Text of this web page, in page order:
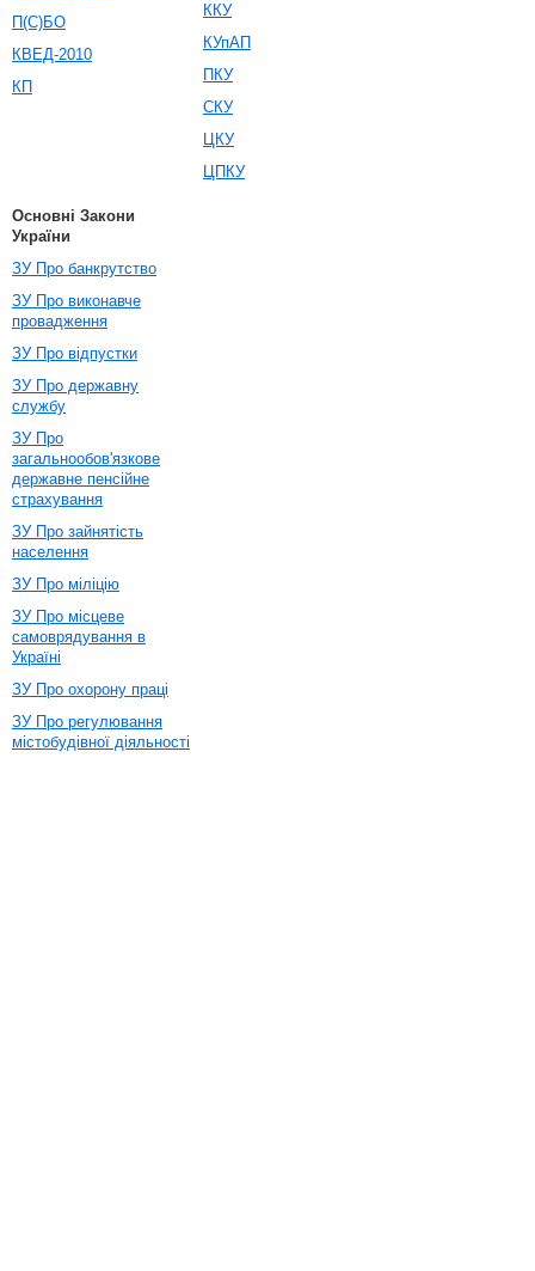
П(С)БО
КВЕД-2010
КП
ККУ
КУпАП
ПКУ
СКУ
ЦКУ
ЦПКУ
Основні Закони
України
ЗУ Про банкрутство
ЗУ Про виконавче
провадження
ЗУ Про відпустки
ЗУ Про державну
службу
ЗУ Про
загальнообов'язкове
державне пенсійне
страхування
ЗУ Про зайнятість
населення
ЗУ Про міліцію
ЗУ Про місцеве
самоврядування в
Україні
ЗУ Про охорону праці
ЗУ Про регулювання
містобудівної діяльності